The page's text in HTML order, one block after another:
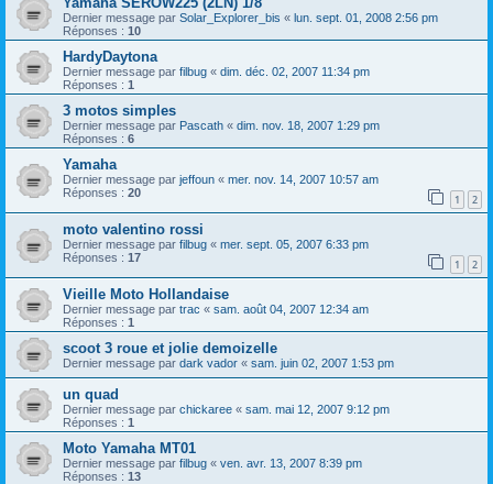
Dernier message par Solar_Explorer_bis « lun. sept. 01, 2008 2:56 pm
Réponses : 10
HardyDaytona
Dernier message par filbug « dim. déc. 02, 2007 11:34 pm
Réponses : 1
3 motos simples
Dernier message par Pascath « dim. nov. 18, 2007 1:29 pm
Réponses : 6
Yamaha
Dernier message par jeffoun « mer. nov. 14, 2007 10:57 am
Réponses : 20 1 2
moto valentino rossi
Dernier message par filbug « mer. sept. 05, 2007 6:33 pm
Réponses : 17 1 2
Vieille Moto Hollandaise
Dernier message par trac « sam. août 04, 2007 12:34 am
Réponses : 1
scoot 3 roue et jolie demoizelle
Dernier message par dark vador « sam. juin 02, 2007 1:53 pm
un quad
Dernier message par chickaree « sam. mai 12, 2007 9:12 pm
Réponses : 1
Moto Yamaha MT01
Dernier message par filbug « ven. avr. 13, 2007 8:39 pm
Réponses : 13